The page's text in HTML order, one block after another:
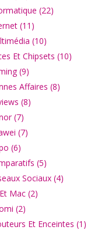
(22)
(11)
(10)
Et Chipsets (10)
(9)
Affaires (8)
(8)
(7)
(7)
(6)
(5)
Sociaux (4)
Mac (2)
(2)
Et Enceintes (1)